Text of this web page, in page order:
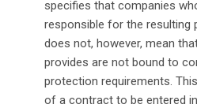
specifies that companies
responsible for the resulting
does not, however, mean
provides are not bound to
protection requirements.
of a contract to be entered